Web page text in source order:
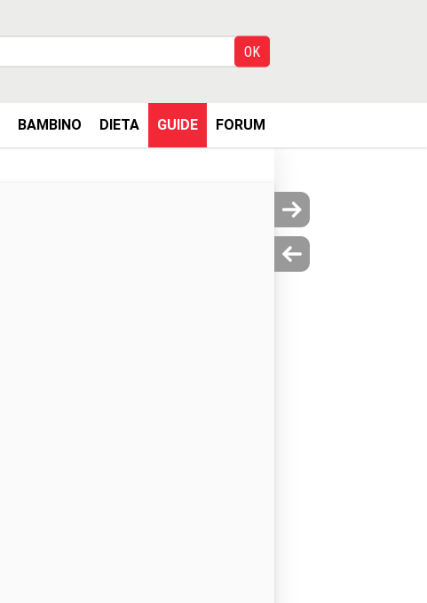
BAMBINO DIETA GUIDE FORUM